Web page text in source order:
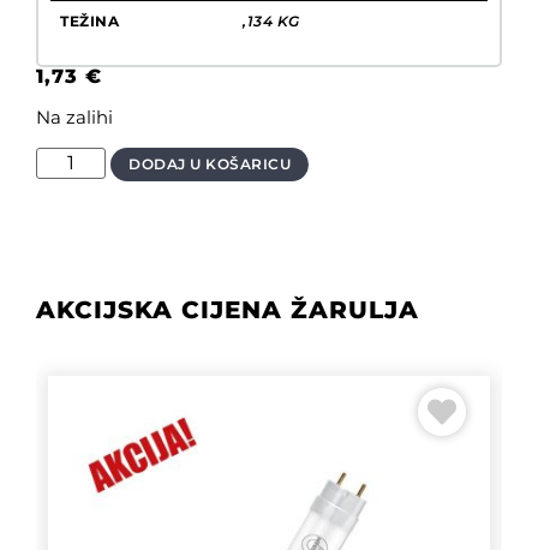
TEŽINA ,134 KG
1,73 €
Na zalihi
DODAJ U KOŠARICU
AKCIJSKA CIJENA ŽARULJA